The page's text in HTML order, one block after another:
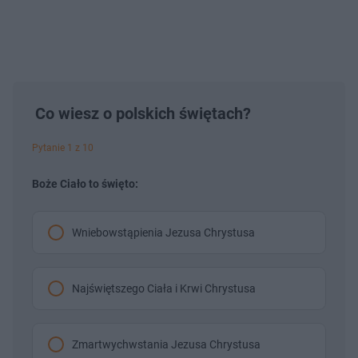
Co wiesz o polskich świętach?
Pytanie 1 z 10
Boże Ciało to święto:
Wniebowstąpienia Jezusa Chrystusa
Najświętszego Ciała i Krwi Chrystusa
Zmartwychwstania Jezusa Chrystusa